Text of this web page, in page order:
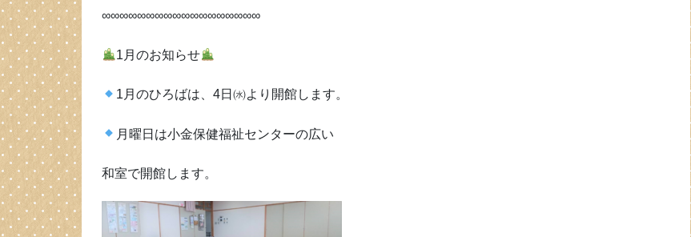
∞∞∞∞∞∞∞∞∞∞∞∞∞∞∞∞∞∞
1月のお知らせ
1月のひろばは、4日㈬より開館します。
月曜日は小金保健福祉センターの広い
和室で開館します。